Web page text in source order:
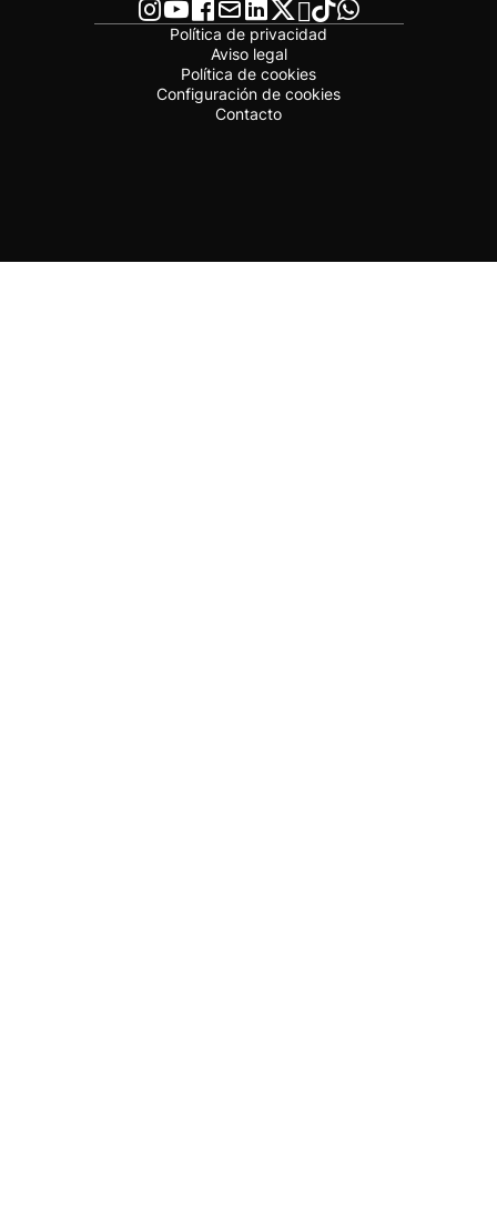
Política de privacidad
Aviso legal
Política de cookies
Configuración de cookies
Contacto